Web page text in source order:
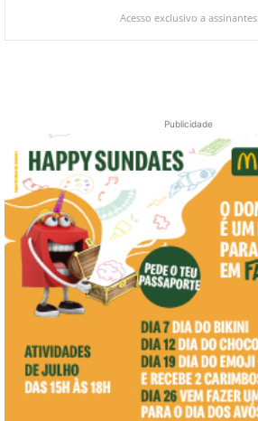
Acesso exclusivo a assinantes
Publicidade